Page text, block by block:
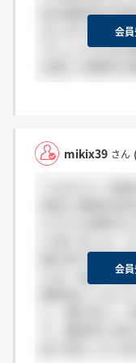
私は福祉系の学
ないのですが…
でしょうか?お
会
mikix39 さん
魅力的で両方で
には、給与、休
会